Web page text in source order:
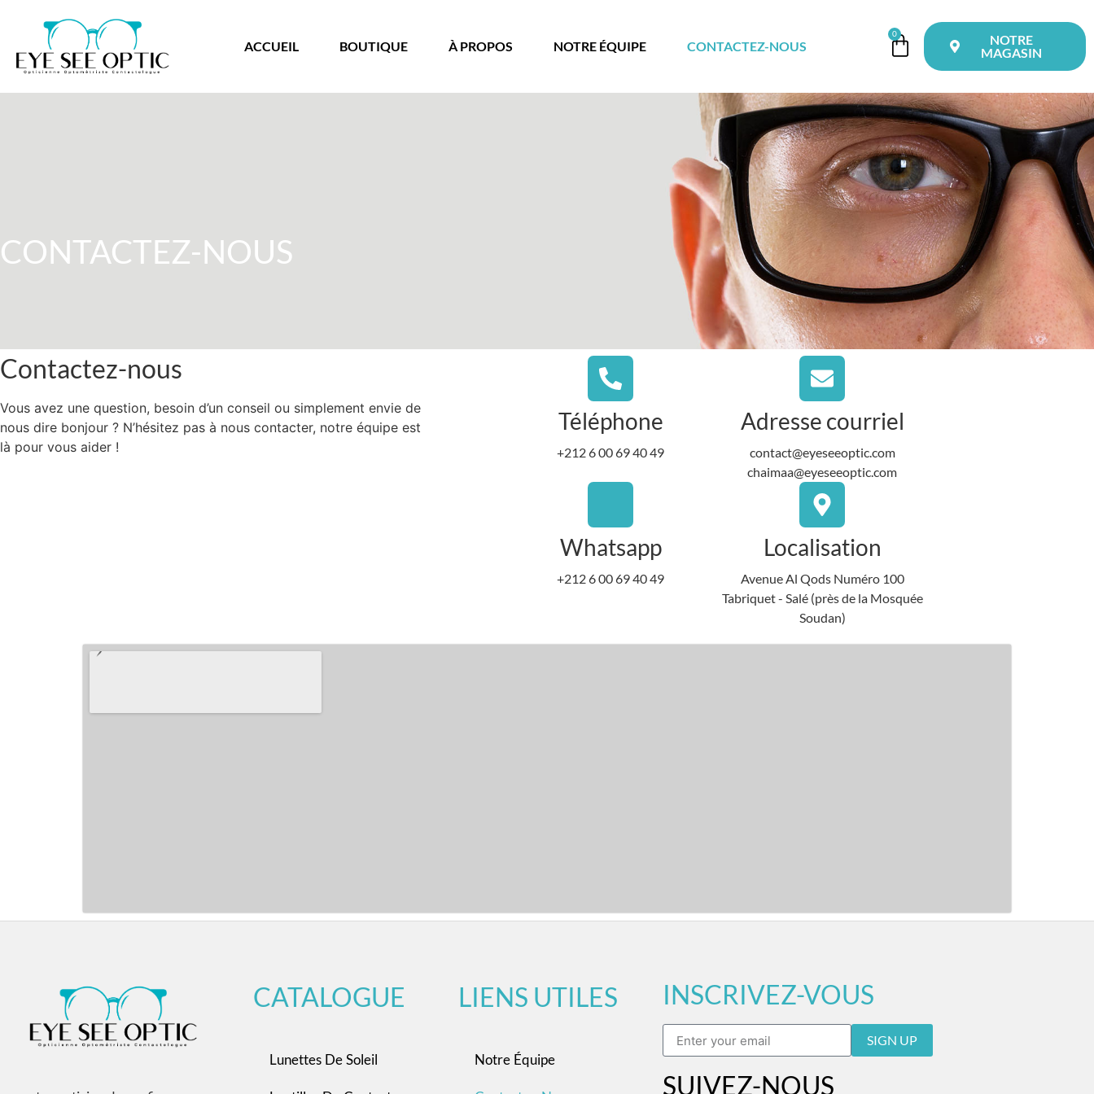
ACCUEIL BOUTIQUE À PROPOS NOTRE ÉQUIPE CONTACTEZ-NOUS
0
NOTRE
MAGASIN
CONTACTEZ-NOUS
Contactez-nous
Vous avez une question, besoin d’un conseil ou simplement envie de
nous dire bonjour ? N’hésitez pas à nous contacter, notre équipe est
là pour vous aider !
Téléphone
+212 6 00 69 40 49
Adresse courriel
contact@eyeseeoptic.com
chaimaa@eyeseeoptic.com
Whatsapp
+212 6 00 69 40 49
Localisation
Avenue Al Qods Numéro 100
Tabriquet - Salé (près de la Mosquée
Soudan)
CATALOGUE
Lunettes De Soleil
LIENS UTILES
Notre Équipe
INSCRIVEZ-VOUS
SIGN UP
SUIVEZ-NOUS